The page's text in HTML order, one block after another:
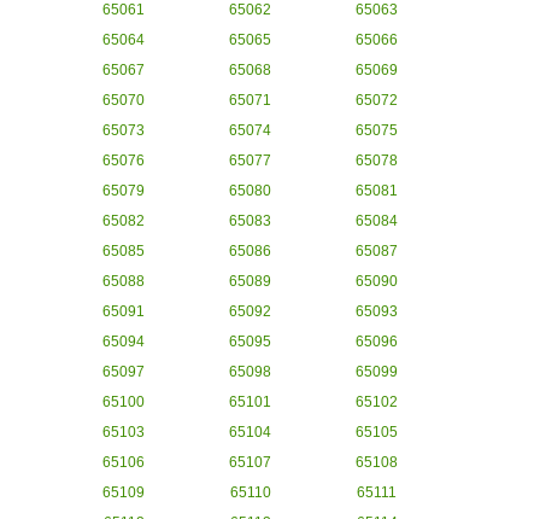
65061
65062
65063
65064
65065
65066
65067
65068
65069
65070
65071
65072
65073
65074
65075
65076
65077
65078
65079
65080
65081
65082
65083
65084
65085
65086
65087
65088
65089
65090
65091
65092
65093
65094
65095
65096
65097
65098
65099
65100
65101
65102
65103
65104
65105
65106
65107
65108
65109
65110
65111